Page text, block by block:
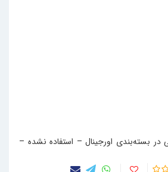
در بسته‌بندی اورجینال – استفاده نشده –